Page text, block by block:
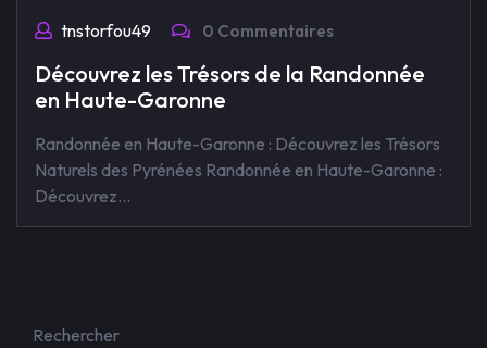
tnstorfou49 0 Commentaires
Découvrez les Trésors de la Randonnée
en Haute-Garonne
Randonnée en Haute-Garonne : Découvrez les Trésors
Naturels des Pyrénées Randonnée en Haute-Garonne :
Découvrez…
Rechercher